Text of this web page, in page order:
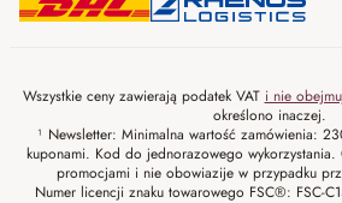
Wszystkie ceny zawierają podatek VAT i nie
określono inaczej.
¹ Newsletter: Minimalna wartość zamówienia:
kuponami. Kod do jednorazowego wykorzystania.
promocjami i nie obowiazije w przypadku
Numer licencji znaku towarowego FSC®: FSC-